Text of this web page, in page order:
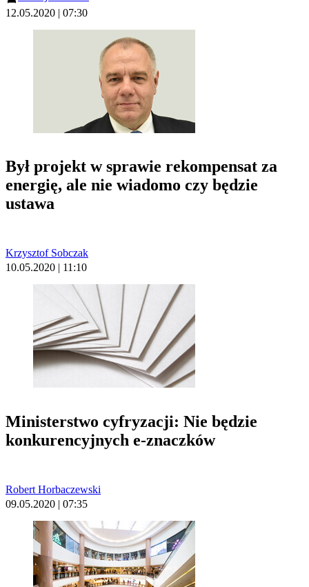
12.05.2020 | 07:30
Był projekt w sprawie rekompensat za
energię, ale nie wiadomo czy będzie
ustawa
Krzysztof Sobczak
10.05.2020 | 11:10
Ministerstwo cyfryzacji: Nie będzie
konkurencyjnych e-znaczków
Robert Horbaczewski
09.05.2020 | 07:35